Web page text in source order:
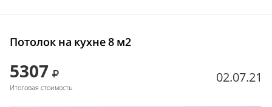
Потолок на кухне 8 м2
5307
Итоговая стоимость
02.07.21